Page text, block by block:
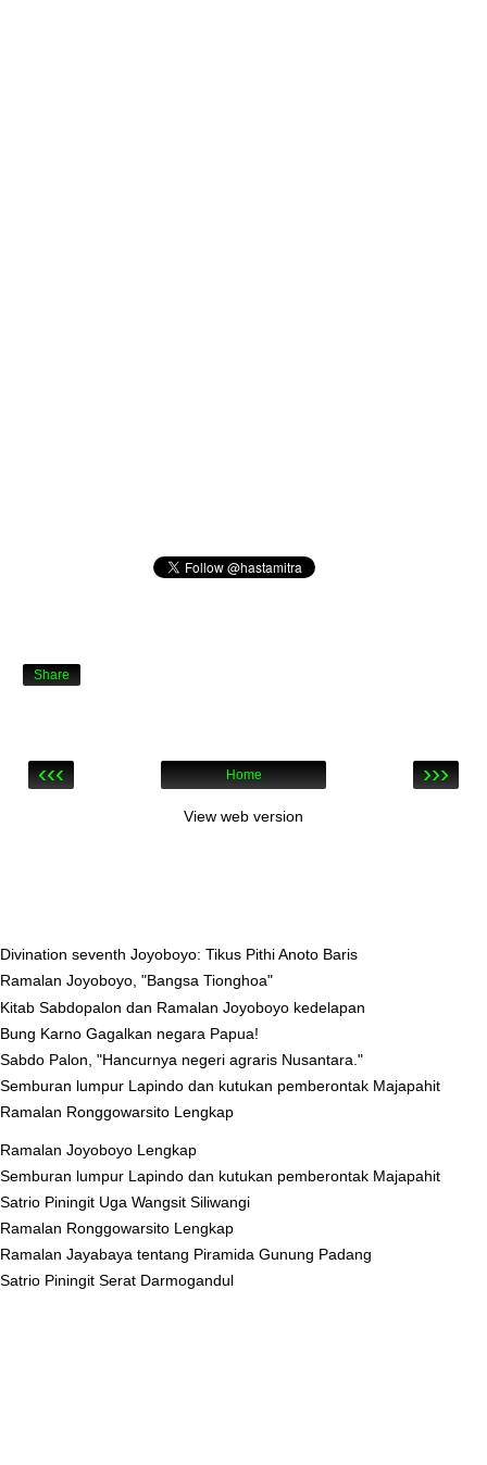
Share
‹‹‹ ›››
Home
View web version
Divination seventh Joyoboyo: Tikus Pithi Anoto Baris
Ramalan Joyoboyo, "Bangsa Tionghoa"
Kitab Sabdopalon dan Ramalan Joyoboyo kedelapan
Bung Karno Gagalkan negara Papua!
Sabdo Palon, "Hancurnya negeri agraris Nusantara."
Semburan lumpur Lapindo dan kutukan pemberontak Majapahit
Ramalan Ronggowarsito Lengkap
Ramalan Joyoboyo Lengkap
Semburan lumpur Lapindo dan kutukan pemberontak Majapahit
Satrio Piningit Uga Wangsit Siliwangi
Ramalan Ronggowarsito Lengkap
Ramalan Jayabaya tentang Piramida Gunung Padang
Satrio Piningit Serat Darmogandul